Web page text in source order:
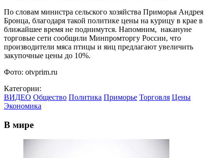
По словам министра сельского хозяйства Приморья Андрея
Бронца, благодаря такой политике цены на курицу в крае в
ближайшее время не поднимутся. Напомним, накануне
торговые сети сообщили Минпромторгу России, что
производители мяса птицы и яиц предлагают увеличить
закупочные цены до 10%.
Фото: otvprim.ru
Категории:
ВИДЕО Общество Политика Приморье Торговля Цены
Экономика
В мире